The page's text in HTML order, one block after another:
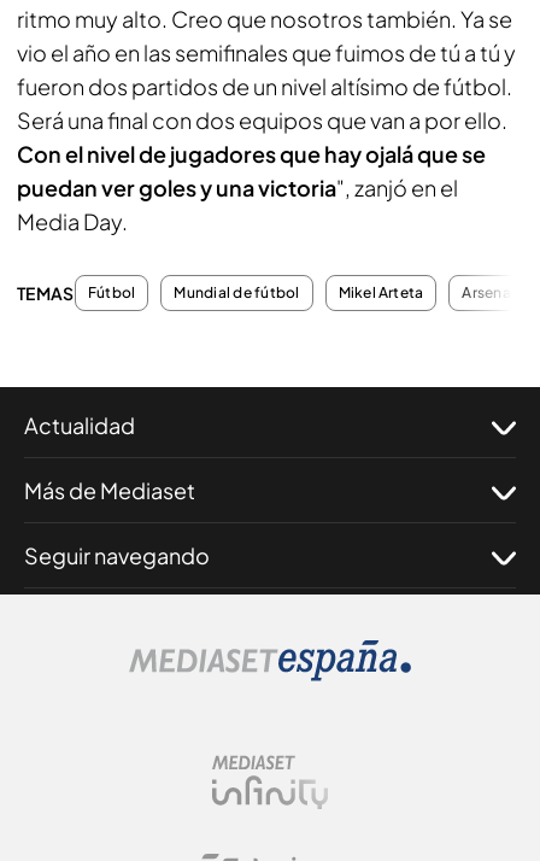
ritmo muy alto. Creo que nosotros también. Ya se
vio el año en las semifinales que fuimos de tú a tú y
fueron dos partidos de un nivel altísimo de fútbol.
Será una final con dos equipos que van a por ello.
Con el nivel de jugadores que hay ojalá que se
puedan ver goles y una victoria", zanjó en el
Media Day.
TEMAS Fútbol Mundial de fútbol Mikel Arteta Arsenal
Actualidad
Más de Mediaset
Seguir navegando